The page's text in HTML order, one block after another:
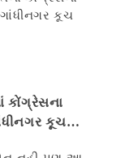
કોંગ્રેસના
કૂચ